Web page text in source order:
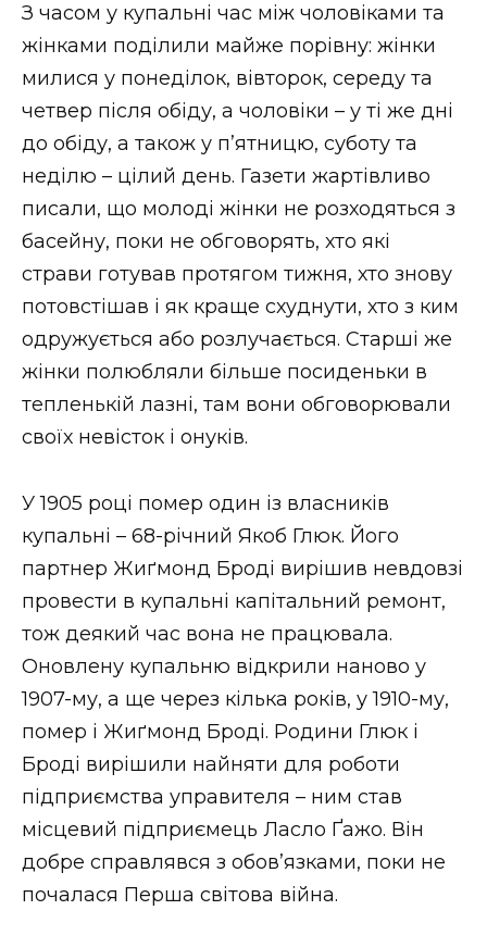
З часом у купальні час між чоловіками та
жінками поділили майже порівну: жінки
милися у понеділок, вівторок, середу та
четвер після обіду, а чоловіки – у ті же дні
до обіду, а також у п’ятницю, суботу та
неділю – цілий день. Газети жартівливо
писали, що молоді жінки не розходяться з
басейну, поки не обговорять, хто які
страви готував протягом тижня, хто знову
потовстішав і як краще схуднути, хто з ким
одружується або розлучається. Старші же
жінки полюбляли більше посиденьки в
тепленькій лазні, там вони обговорювали
своїх невісток і онуків.
У 1905 році помер один із власників
купальні – 68-річний Якоб Глюк. Його
партнер Жиґмонд Броді вирішив невдовзі
провести в купальні капітальний ремонт,
тож деякий час вона не працювала.
Оновлену купальню відкрили наново у
1907-му, а ще через кілька років, у 1910-му,
помер і Жиґмонд Броді. Родини Глюк і
Броді вирішили найняти для роботи
підприємства управителя – ним став
місцевий підприємець Ласло Ґажо. Він
добре справлявся з обов’язками, поки не
почалася Перша світова війна.